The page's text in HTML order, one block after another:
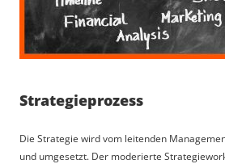
Strategieprozess
Die Strategie wird vom leitenden
und umgesetzt. Der moderierte